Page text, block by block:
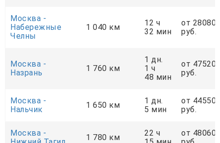
Москва -
Набережные
Челны
1 040 км
12 ч
32 мин
от 28080
руб.
Москва -
Назрань
1 760 км
1 дн.
1 ч
48 мин
от 47520
руб.
Москва -
Нальчик
1 650 км
1 дн.
5 мин
от 44550
руб.
Москва -
1 780 км
22 ч
от 48060